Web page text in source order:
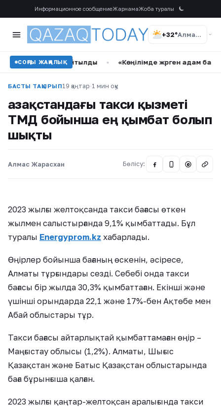
Информационное сообщениеЖарнамаЖоба туралы
+32° Алматы
СОҢҒЫ ЖАҢАЛЫҚ
дерек айтылды • «Көңілімде жүрген адам бар»:
БАСТЫ ТАҚЫРЫП19 қаңтар·1 мин оқу
Қазақстандағы такси қызметі
ТМД бойынша ең қымбат болып
шықты
Алмас Жарасхан Бөлісу: @
2023 жылғы желтоқсанда такси бағасы өткен
жылмен салыстырғанда 9,1% қымбаттады. Бұл
туралы Еnergyprom.kz хабарлады.
Өңірлер бойынша бағаның өскенін, әсіресе,
Алматы тұрғындары сезді. Себебі онда такси
бағасы бір жылда 30,3% қымбаттаған. Екінші және
үшінші орындарда 22,1 және 17%-бен Ақтөбе мен
Абай облыстары тұр.
Такси бағасы айтарлықтай қымбаттамаған өңір –
Маңғыстау облысы (1,2%). Алматы, Шығыс
Қазақстан және Батыс Қазақстан облыстарында
баға бұрынғыша қалған.
2023 жылғы қаңтар-желтоқсан аралығында такси